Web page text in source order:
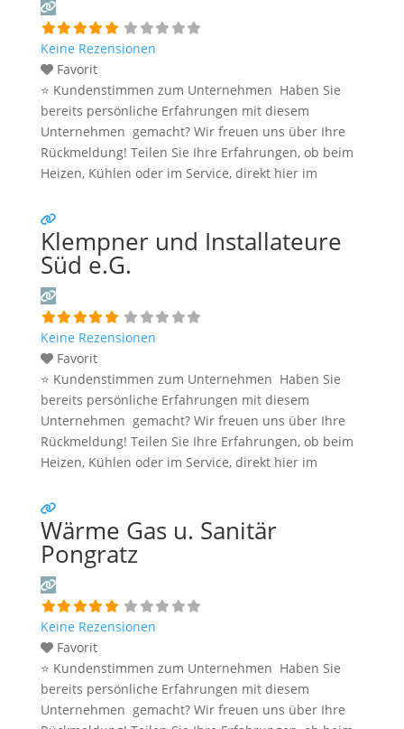
Keine Rezensionen
Favorit
⭐ Kundenstimmen zum Unternehmen Haben Sie
bereits persönliche Erfahrungen mit diesem
Unternehmen gemacht? Wir freuen uns über Ihre
Rückmeldung! Teilen Sie Ihre Erfahrungen, ob beim
Heizen, Kühlen oder im Service, direkt hier im
anderen Interessenten bei der Anbieterauswahl.
Sollten Sie eine kritische Meinung äußern, so geben
Sie diese bitte mit konkreten Details an und bleiben
Weiterlesen …
Klempner und Installateure
Süd e.G.
Keine Rezensionen
Favorit
⭐ Kundenstimmen zum Unternehmen Haben Sie
bereits persönliche Erfahrungen mit diesem
Unternehmen gemacht? Wir freuen uns über Ihre
Rückmeldung! Teilen Sie Ihre Erfahrungen, ob beim
Heizen, Kühlen oder im Service, direkt hier im
anderen Interessenten bei der Anbieterauswahl.
Sollten Sie eine kritische Meinung äußern, so geben
Sie diese bitte mit konkreten Details an und bleiben
Weiterlesen …
Wärme Gas u. Sanitär
Pongratz
Keine Rezensionen
Favorit
⭐ Kundenstimmen zum Unternehmen Haben Sie
bereits persönliche Erfahrungen mit diesem
Unternehmen gemacht? Wir freuen uns über Ihre